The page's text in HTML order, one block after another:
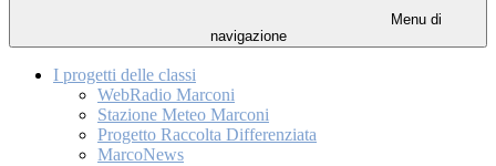
Menu di
navigazione
I progetti delle classi
WebRadio Marconi
Stazione Meteo Marconi
Progetto Raccolta Differenziata
MarcoNews